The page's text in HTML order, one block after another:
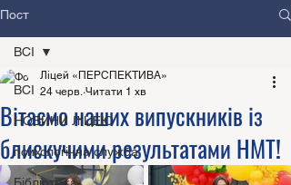
Пост
ВСІ
НОВИНИ ЛІЦЕЮ
психологічна служба
ВСІ
Вітаємо наших випускників із
блискучими результатами НМТ!
Ліцей «ПЕРСПЕКТИВА»
24 черв. Читати 1 хв